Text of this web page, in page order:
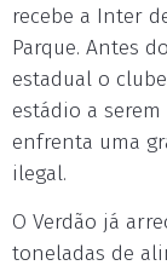
recebe a Inter
Parque. Antes
estadual o
estádio a
enfrenta uma
ilegal.
O Verdão já
toneladas de